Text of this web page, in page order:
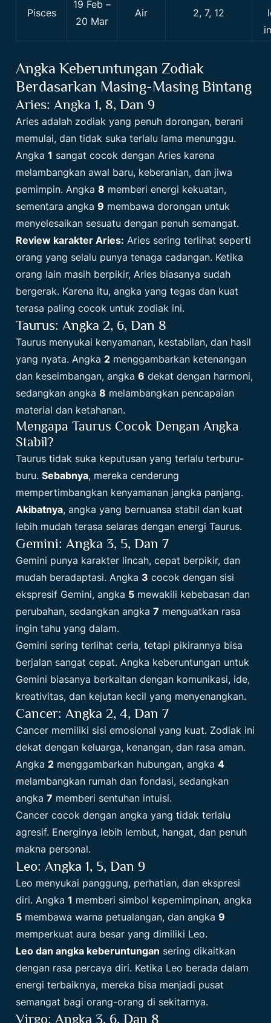
Pisces
19 Feb –
20 Mar
Air 2, 7, 12
Angka Keberuntungan Zodiak
Berdasarkan Masing-Masing Bintang
Aries: Angka 1, 8, Dan 9
Aries adalah zodiak yang penuh dorongan, berani
memulai, dan tidak suka terlalu lama menunggu.
Angka1 sangat cocok dengan Aries karena
melambangkan awal baru, keberanian, dan jiwa
pemimpin. Angka8 memberi energi kekuatan,
sementara angka9 membawa dorongan untuk
menyelesaikan sesuatu dengan penuh semangat.
Review karakter Aries: Aries sering terlihat seperti
orang yang selalu punya tenaga cadangan. Ketika
orang lain masih berpikir, Aries biasanya sudah
bergerak. Karena itu, angka yang tegas dan kuat
terasa paling cocok untuk zodiak ini.
Taurus: Angka 2, 6, Dan 8
Taurus menyukai kenyamanan, kestabilan, dan hasil
yang nyata. Angka2 menggambarkan ketenangan
dan keseimbangan, angka6 dekat dengan harmoni,
sedangkan angka8 melambangkan pencapaian
material dan ketahanan.
Mengapa Taurus Cocok Dengan Angka
Stabil?
Taurus tidak suka keputusan yang terlalu terburu-
buru.Sebabnya, mereka cenderung
mempertimbangkan kenyamanan jangka panjang.
Akibatnya, angka yang bernuansa stabil dan kuat
lebih mudah terasa selaras dengan energi Taurus.
Gemini: Angka 3, 5, Dan 7
Gemini punya karakter lincah, cepat berpikir, dan
mudah beradaptasi. Angka 3 cocok dengan sisi
ekspresif Gemini, angka 5 mewakili kebebasan dan
perubahan, sedangkan angka7 menguatkan rasa
ingin tahu yang dalam.
Gemini sering terlihat ceria, tetapi pikirannya bisa
berjalan sangat cepat. Angka keberuntungan untuk
Gemini biasanya berkaitan dengan komunikasi, ide,
kreativitas, dan kejutan kecil yang menyenangkan.
Cancer: Angka 2, 4, Dan 7
Cancer memiliki sisi emosional yang kuat. Zodiak ini
dekat dengan keluarga, kenangan, dan rasa aman.
Angka2 menggambarkan hubungan, angka4
melambangkan rumah dan fondasi, sedangkan
angka7 memberi sentuhan intuisi.
Cancer cocok dengan angka yang tidak terlalu
agresif. Energinya lebih lembut, hangat, dan penuh
makna personal.
Leo: Angka 1, 5, Dan 9
Leo menyukai panggung, perhatian, dan ekspresi
diri. Angka1 memberi simbol kepemimpinan, angka
5 membawa warna petualangan, dan angka9
memperkuat aura besar yang dimiliki Leo.
Leo dan angka keberuntungan sering dikaitkan
dengan rasa percaya diri. Ketika Leo berada dalam
energi terbaiknya, mereka bisa menjadi pusat
semangat bagi orang-orang di sekitarnya.
Virgo: Angka 3, 6, Dan 8